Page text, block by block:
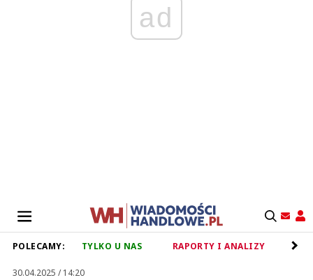
ad
POLECAMY: TYLKO U NAS RAPORTY I ANALIZY
30.04.2025 / 14:20